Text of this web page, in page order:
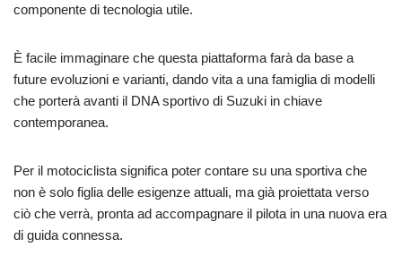
componente di tecnologia utile.
È facile immaginare che questa piattaforma farà da base a
future evoluzioni e varianti, dando vita a una famiglia di modelli
che porterà avanti il DNA sportivo di Suzuki in chiave
contemporanea.
Per il motociclista significa poter contare su una sportiva che
non è solo figlia delle esigenze attuali, ma già proiettata verso
ciò che verrà, pronta ad accompagnare il pilota in una nuova era
di guida connessa.